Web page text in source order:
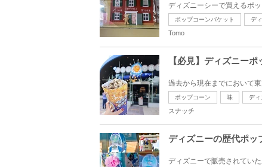
ディズニーシーで買えるポ
ポップコーンバケット デ
Tomo
【必見】ディズニー
過去から現在までにおいて
ポップコーン 味 ディ
スナッチ
ディズニーの歴代ポッ
ディズニーで販売されてい